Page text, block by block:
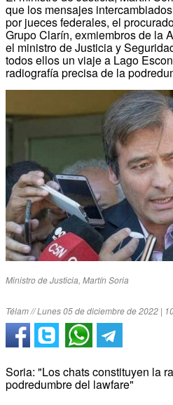
que los mensajes
por jueces federales, el
Grupo Clarín, exmiembros de la
el ministro de Justicia y
todos ellos un viaje a Lago
radiografía precisa de la
Ministro de Justicia, Martín Soria
Télam // Lunes 05 de diciembre de 2022 |
Soria: "Los chats constituyen la
podredumbre del lawfare"